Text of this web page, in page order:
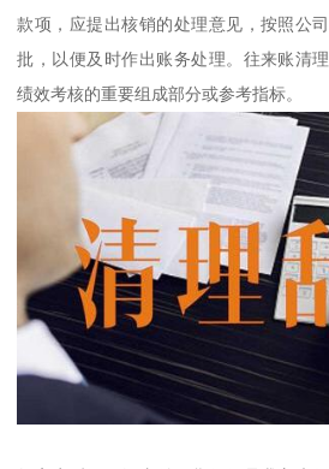
款项，应提出核销的处理意见，按照公
批，以便及时作出账务处理。往来账清
绩效考核的重要组成部分或参考指标。